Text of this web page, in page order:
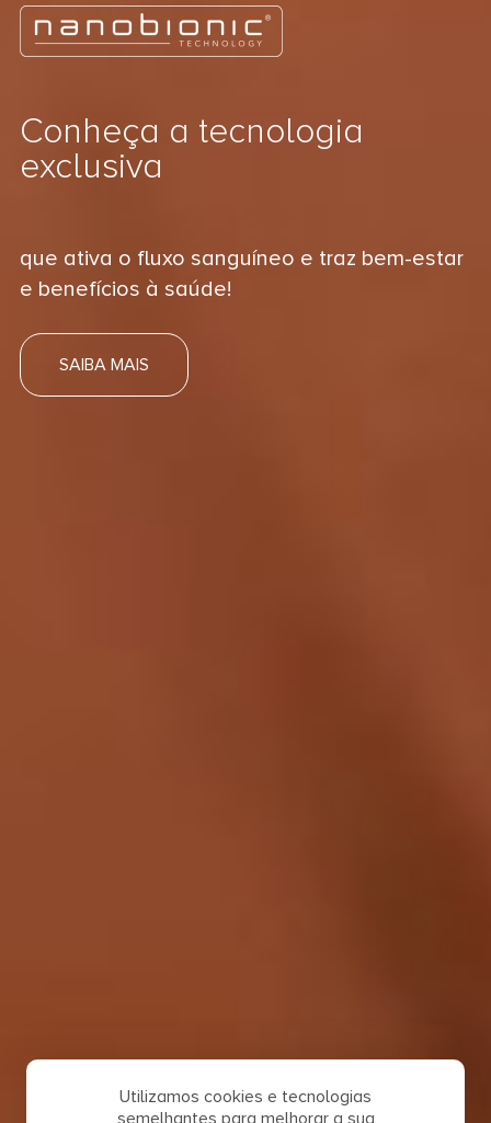
Conheça a tecnologia
exclusiva
que ativa o fluxo sanguíneo e traz bem-estar
e benefícios à saúde!
SAIBA MAIS
Utilizamos cookies e tecnologias